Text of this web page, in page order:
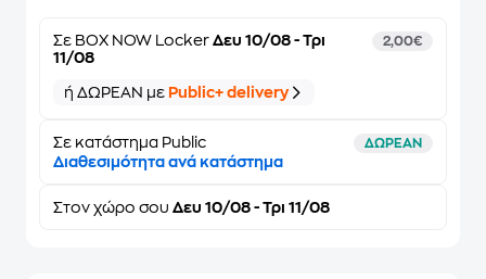
Σε BOX NOW Locker Δευ 10/08 - Τρι
11/08
2,00€
ή ΔΩΡΕΑΝ με Public+ delivery
Σε κατάστημα Public ΔΩΡΕΑΝ
Διαθεσιμότητα ανά κατάστημα
Στον χώρο σου Δευ 10/08 - Τρι 11/08